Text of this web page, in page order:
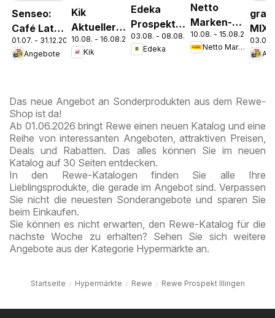
Senseo:
Café Latte
Dubai
Chocolate
01.07. - 31.12.2026
Angebote
Kik
Aktueller
Prospekt
10.08. - 16.08.2026
Kik
Edeka
Prospekt
Parchim
03.08. - 08.08.2026
Edeka
Netto
Marken-
Discount
Prospekt
10.08. - 15.08.2026
Netto Marken-Discount
MIX-
03.08.
Das neue Angebot an Sonderprodukten aus dem Rewe-
Shop ist da!
Ab 01.06.2026 bringt Rewe einen neuen Katalog und eine
Reihe von interessanten Angeboten, attraktiven Preisen,
Deals und Rabatten. Das alles können Sie im neuen
Katalog auf 30 Seiten entdecken.
In den Rewe-Katalogen finden Sie alle Ihre
Lieblingsprodukte, die gerade im Angebot sind. Verpassen
Sie nicht die neuesten Sonderangebote und sparen Sie
beim Einkaufen.
Sie können es nicht erwarten, den Rewe-Katalog für die
nächste Woche zu erhalten? Sehen Sie sich weitere
Angebote aus der Kategorie Hypermärkte an.
Startseite Hypermärkte Rewe Rewe Prospekt Illingen